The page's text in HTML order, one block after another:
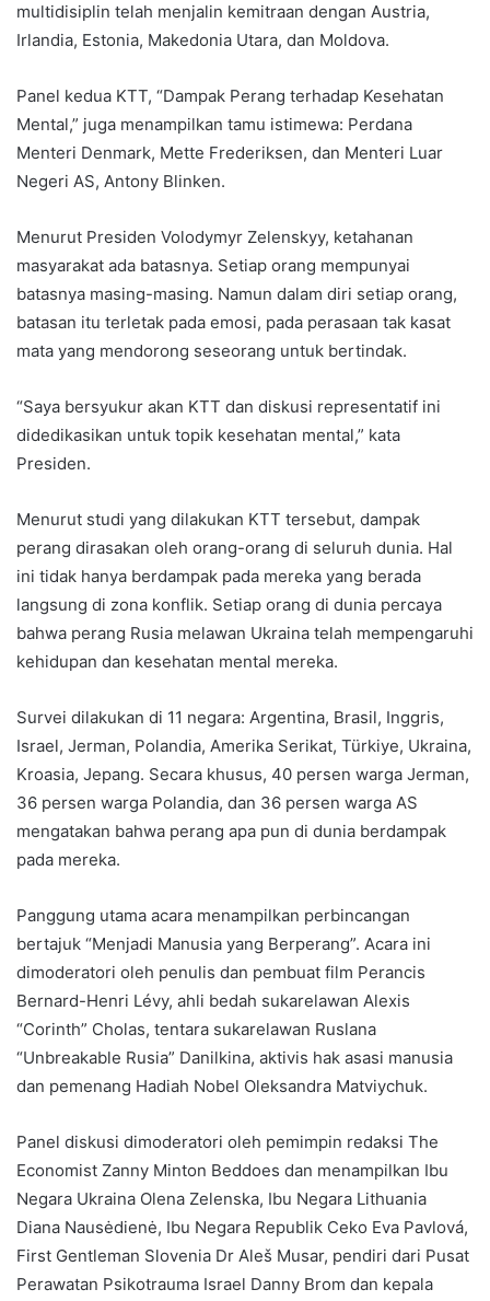
multidisiplin telah menjalin kemitraan dengan Austria,
Irlandia, Estonia, Makedonia Utara, dan Moldova.
Panel kedua KTT, “Dampak Perang terhadap Kesehatan
Mental,” juga menampilkan tamu istimewa: Perdana
Menteri Denmark, Mette Frederiksen, dan Menteri Luar
Negeri AS, Antony Blinken.
Menurut Presiden Volodymyr Zelenskyy, ketahanan
masyarakat ada batasnya. Setiap orang mempunyai
batasnya masing-masing. Namun dalam diri setiap orang,
batasan itu terletak pada emosi, pada perasaan tak kasat
mata yang mendorong seseorang untuk bertindak.
“Saya bersyukur akan KTT dan diskusi representatif ini
didedikasikan untuk topik kesehatan mental,” kata
Presiden.
Menurut studi yang dilakukan KTT tersebut, dampak
perang dirasakan oleh orang-orang di seluruh dunia. Hal
ini tidak hanya berdampak pada mereka yang berada
langsung di zona konflik. Setiap orang di dunia percaya
bahwa perang Rusia melawan Ukraina telah mempengaruhi
kehidupan dan kesehatan mental mereka.
Survei dilakukan di 11 negara: Argentina, Brasil, Inggris,
Israel, Jerman, Polandia, Amerika Serikat, Türkiye, Ukraina,
Kroasia, Jepang. Secara khusus, 40 persen warga Jerman,
36 persen warga Polandia, dan 36 persen warga AS
mengatakan bahwa perang apa pun di dunia berdampak
pada mereka.
Panggung utama acara menampilkan perbincangan
bertajuk “Menjadi Manusia yang Berperang”. Acara ini
dimoderatori oleh penulis dan pembuat film Perancis
Bernard-Henri Lévy, ahli bedah sukarelawan Alexis
“Corinth” Cholas, tentara sukarelawan Ruslana
“Unbreakable Rusia” Danilkina, aktivis hak asasi manusia
dan pemenang Hadiah Nobel Oleksandra Matviychuk.
Panel diskusi dimoderatori oleh pemimpin redaksi The
Economist Zanny Minton Beddoes dan menampilkan Ibu
Negara Ukraina Olena Zelenska, Ibu Negara Lithuania
Diana Nausėdienė, Ibu Negara Republik Ceko Eva Pavlová,
First Gentleman Slovenia Dr Aleš Musar, pendiri dari Pusat
Perawatan Psikotrauma Israel Danny Brom dan kepala